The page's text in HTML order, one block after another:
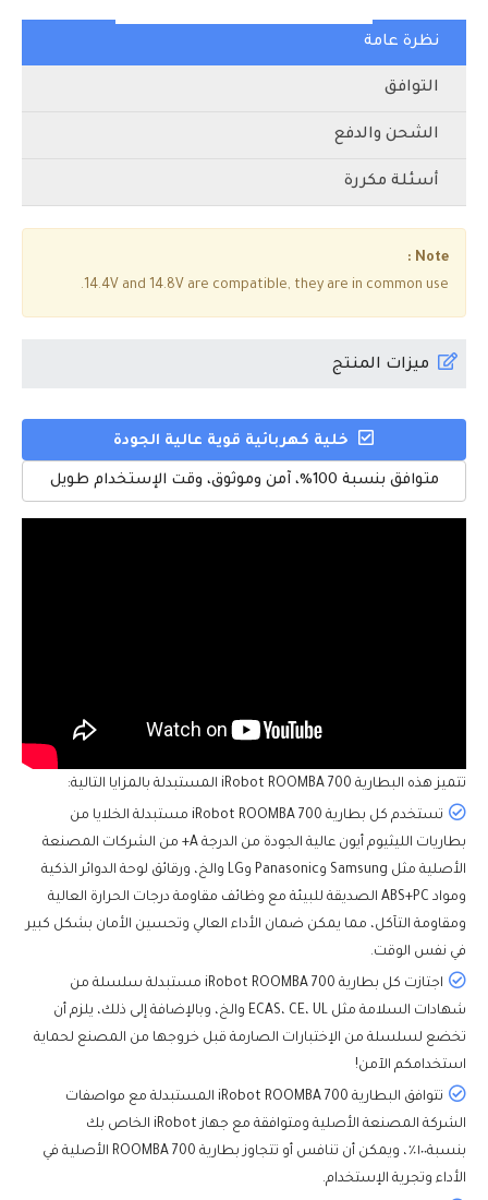
نظرة عامة
التوافق
الشحن والدفع
أسئلة مكررة
Note :
14.4V and 14.8V are compatible, they are in common use.
ميزات المنتج
خلية كهربائية قوية عالية الجودة
متوافق بنسبة 100%، آمن وموثوق، وقت الإستخدام طويل
تتميز هذه البطارية iRobot ROOMBA 700 المستبدلة بالمزايا التالية:
تستخدم كل بطارية iRobot ROOMBA 700 مستبدلة الخلايا من
بطاريات الليثيوم أيون عالية الجودة من الدرجة A+ من الشركات المصنعة
الأصلية مثل Samsung وPanasonic وLG والخ، ورقائق لوحة الدوائر الذكية
ومواد ABS+PC الصديقة للبيئة مع وظائف مقاومة درجات الحرارة العالية
ومقاومة التآكل، مما يمكن ضمان الأداء العالي وتحسين الأمان بشكل كبير
في نفس الوقت.
اجتازت كل بطارية iRobot ROOMBA 700 مستبدلة سلسلة من
شهادات السلامة مثل ECAS، CE، UL والخ، وبالإضافة إلى ذلك، يلزم أن
تخضع لسلسلة من الإختبارات الصارمة قبل خروجها من المصنع لحماية
استخدامكم الآمن!
تتوافق البطارية iRobot ROOMBA 700 المستبدلة مع مواصفات
الشركة المصنعة الأصلية ومتوافقة مع جهاز iRobot الخاص بك
بنسبة١٠٠٪، ويمكن أن تنافس أو تتجاوز بطارية ROOMBA 700 الأصلية في
الأداء وتجرية الإستخدام.